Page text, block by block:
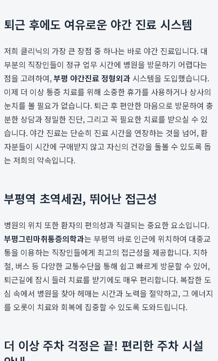
퇴근 후에도 여유로운 야간 진료 시스템
저희 클리닉의 가장 큰 장점 중 하나는 바로 야간 진료입니다. 대
부분의 직장인들이 정규 업무 시간에 병원을 방문하기 어렵다는
점을 고려하여,부평 야간진료 정형외과 시스템을 도입했습니다.
이제 더 이상 통증 치료를 위해 소중한 휴가를 사용하거나 상사의
눈치를 볼 필요가 없습니다. 퇴근 후 편안한 마음으로 방문하여 충
분한 상담과 정밀한 진단, 그리고 꼭 필요한 치료를 받으실 수 있
습니다. 야간 진료는 단순히 진료 시간을 연장하는 것을 넘어, 환
자분들이 시간에 구애받지 않고 자신의 건강을 돌볼 수 있도록 돕
는 저희의 약속입니다.
부평역 초역세권, 뛰어난 접근성
병원의 위치 또한 환자의 편의성과 직결되는 중요한 요소입니다.
부평그린마취통증의학과는 부평역 바로 인근에 위치하여 대중교
통을 이용하는 직장인들에게 최고의 접근성을 제공합니다. 지하
철, 버스 등 다양한 교통수단을 통해 쉽고 빠르게 방문할 수 있어,
퇴근길에 잠시 들러 치료를 받기에도 매우 편리합니다. 복잡한 도
심 속에서 병원을 찾아 헤매는 시간과 노력을 절약하고, 그 에너지
를 오롯이 치료와 회복에 집중할 수 있도록 도와드립니다.
더 이상 주차 걱정은 끝! 편리한 주차 시설